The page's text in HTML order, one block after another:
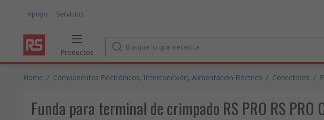
Apoyo Servicios
Productos
Home / Componentes Electrónicos, Interconexión, Alimentación Eléctrica / Conectores /
Funda para terminal de crimpado RS PRO RS